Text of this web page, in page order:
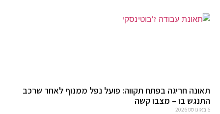
תאונה חריגה בפתח תקווה: פועל נפל ממנוף לאחר שרכב
התנגש בו – מצבו קשה
6 באוגוסט 2026